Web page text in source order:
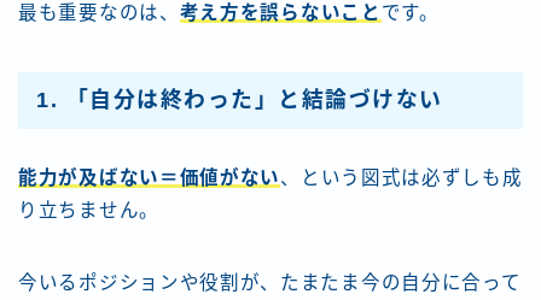
最も重要なのは、 考え方を誤らないこと です。
1. 「自分は終わった」と結論づけない
能力が及ばない＝価値がない、という図式は必ずしも成
り立ちません。
今いるポジションや役割が、たまたま今の自分に合って